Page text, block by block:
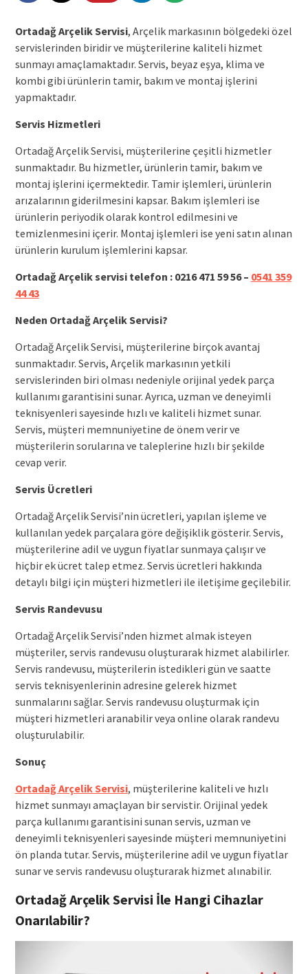
Ortadağ Arçelik Servisi, Arçelik markasının bölgedeki özel
servislerinden biridir ve müşterilerine kaliteli hizmet
sunmayı amaçlamaktadır. Servis, beyaz eşya, klima ve
kombi gibi ürünlerin tamir, bakım ve montaj işlerini
yapmaktadır.
Servis Hizmetleri
Ortadağ Arçelik Servisi, müşterilerine çeşitli hizmetler
sunmaktadır. Bu hizmetler, ürünlerin tamir, bakım ve
montaj işlerini içermektedir. Tamir işlemleri, ürünlerin
arızalarının giderilmesini kapsar. Bakım işlemleri ise
ürünlerin periyodik olarak kontrol edilmesini ve
temizlenmesini içerir. Montaj işlemleri ise yeni satın alınan
ürünlerin kurulum işlemlerini kapsar.
Ortadağ Arçelik servisi telefon : 0216 471 59 56 – 0541 359
44 43
Neden Ortadağ Arçelik Servisi?
Ortadağ Arçelik Servisi, müşterilerine birçok avantaj
sunmaktadır. Servis, Arçelik markasının yetkili
servislerinden biri olması nedeniyle orijinal yedek parça
kullanımı garantisini sunar. Ayrıca, uzman ve deneyimli
teknisyenleri sayesinde hızlı ve kaliteli hizmet sunar.
Servis, müşteri memnuniyetine de önem verir ve
müşterilerin sorularına ve taleplerine hızlı bir şekilde
cevap verir.
Servis Ücretleri
Ortadağ Arçelik Servisi’nin ücretleri, yapılan işleme ve
kullanılan yedek parçalara göre değişiklik gösterir. Servis,
müşterilerine adil ve uygun fiyatlar sunmaya çalışır ve
hiçbir ek ücret talep etmez. Servis ücretleri hakkında
detaylı bilgi için müşteri hizmetleri ile iletişime geçilebilir.
Servis Randevusu
Ortadağ Arçelik Servisi’nden hizmet almak isteyen
müşteriler, servis randevusu oluşturarak hizmet alabilirler.
Servis randevusu, müşterilerin istedikleri gün ve saatte
servis teknisyenlerinin adresine gelerek hizmet
sunmalarını sağlar. Servis randevusu oluşturmak için
müşteri hizmetleri aranabilir veya online olarak randevu
oluşturulabilir.
Sonuç
Ortadağ Arçelik Servisi, müşterilerine kaliteli ve hızlı
hizmet sunmayı amaçlayan bir servistir. Orijinal yedek
parça kullanımı garantisini sunan servis, uzman ve
deneyimli teknisyenleri sayesinde müşteri memnuniyetini
ön planda tutar. Servis, müşterilerine adil ve uygun fiyatlar
sunar ve servis randevusu oluşturarak hizmet alınabilir.
Ortadağ Arçelik Servisi İle Hangi Cihazlar
Onarılabilir?